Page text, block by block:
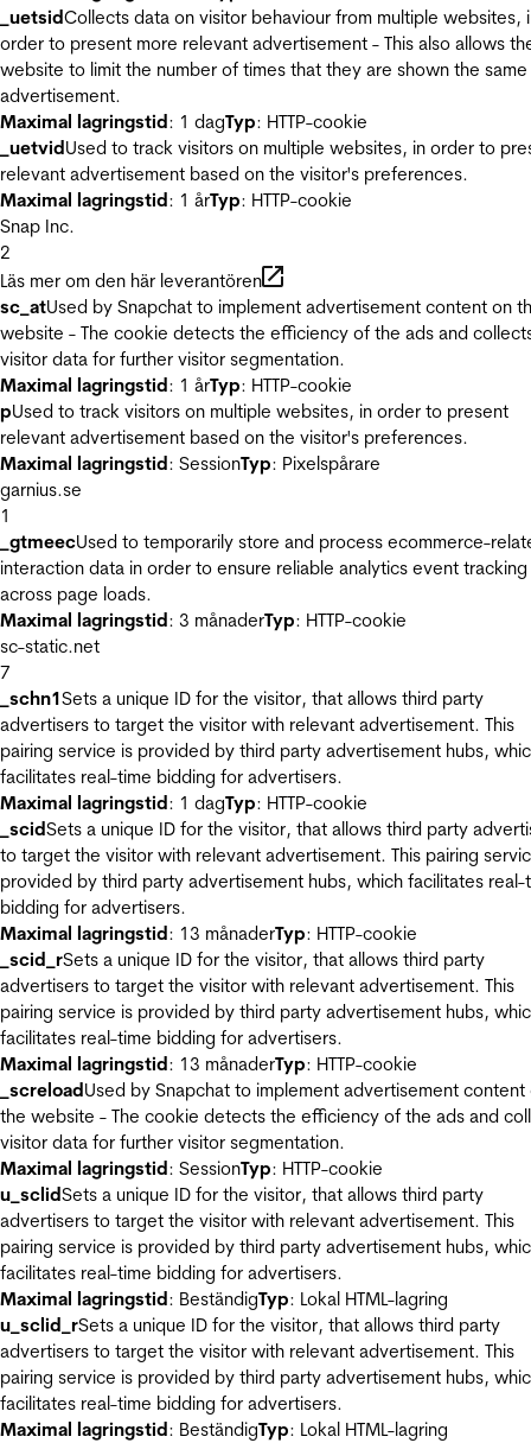
_uetsidCollects data on visitor behaviour from multiple websites,
order to present more relevant advertisement - This also allows
website to limit the number of times that they are shown the same
advertisement.
Maximal lagringstid: 1 dagTyp: HTTP-cookie
_uetvidUsed to track visitors on multiple websites, in order to
relevant advertisement based on the visitor's preferences.
Maximal lagringstid: 1 årTyp: HTTP-cookie
Snap Inc.
2
Läs mer om den här leverantören
sc_atUsed by Snapchat to implement advertisement content on
website - The cookie detects the efficiency of the ads and
visitor data for further visitor segmentation.
Maximal lagringstid: 1 årTyp: HTTP-cookie
pUsed to track visitors on multiple websites, in order to present
relevant advertisement based on the visitor's preferences.
Maximal lagringstid: SessionTyp: Pixelspårare
garnius.se
1
_gtmeecUsed to temporarily store and process ecommerce-
interaction data in order to ensure reliable analytics event tracking
across page loads.
Maximal lagringstid: 3 månaderTyp: HTTP-cookie
sc-static.net
7
_schn1Sets a unique ID for the visitor, that allows third party
advertisers to target the visitor with relevant advertisement. This
pairing service is provided by third party advertisement hubs,
facilitates real-time bidding for advertisers.
Maximal lagringstid: 1 dagTyp: HTTP-cookie
_scidSets a unique ID for the visitor, that allows third party
to target the visitor with relevant advertisement. This pairing
provided by third party advertisement hubs, which facilitates real-
bidding for advertisers.
Maximal lagringstid: 13 månaderTyp: HTTP-cookie
_scid_rSets a unique ID for the visitor, that allows third party
advertisers to target the visitor with relevant advertisement. This
pairing service is provided by third party advertisement hubs,
facilitates real-time bidding for advertisers.
Maximal lagringstid: 13 månaderTyp: HTTP-cookie
_screloadUsed by Snapchat to implement advertisement content
the website - The cookie detects the efficiency of the ads and
visitor data for further visitor segmentation.
Maximal lagringstid: SessionTyp: HTTP-cookie
u_sclidSets a unique ID for the visitor, that allows third party
advertisers to target the visitor with relevant advertisement. This
pairing service is provided by third party advertisement hubs,
facilitates real-time bidding for advertisers.
Maximal lagringstid: BeständigTyp: Lokal HTML-lagring
u_sclid_rSets a unique ID for the visitor, that allows third party
advertisers to target the visitor with relevant advertisement. This
pairing service is provided by third party advertisement hubs,
facilitates real-time bidding for advertisers.
Maximal lagringstid: BeständigTyp: Lokal HTML-lagring